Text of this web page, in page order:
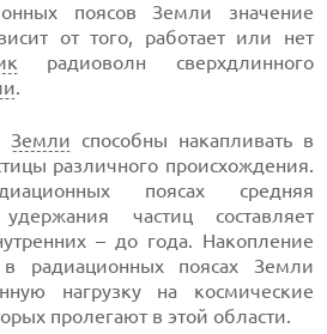
поясов Земли значение
от того, работает или нет
радиоволн сверхдлинного
.
Земли способны накапливать в
различного происхождения.
поясах средняя
удержания частиц составляет
– до года. Накопление
радиационных поясах Земли
нагрузку на космические
пролегают в этой области.